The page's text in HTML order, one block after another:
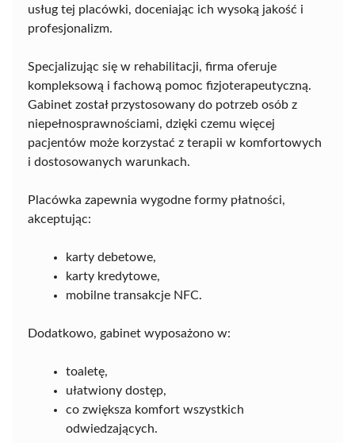
usług tej placówki, doceniając ich wysoką jakość i
profesjonalizm.
Specjalizując się w rehabilitacji, firma oferuje
kompleksową i fachową pomoc fizjoterapeutyczną.
Gabinet został przystosowany do potrzeb osób z
niepełnosprawnościami, dzięki czemu więcej
pacjentów może korzystać z terapii w komfortowych
i dostosowanych warunkach.
Placówka zapewnia wygodne formy płatności,
akceptując:
karty debetowe,
karty kredytowe,
mobilne transakcje NFC.
Dodatkowo, gabinet wyposażono w:
toaletę,
ułatwiony dostęp,
co zwiększa komfort wszystkich
odwiedzających.